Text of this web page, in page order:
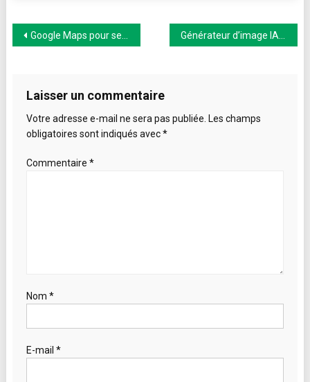
Navigation
l’article
Google Maps pour ses tournées : jusqu’où ça va, et quand passer à un outil dédié
Laisser un commentaire
Votre adresse e-mail ne sera pas publiée. Les champs
obligatoires sont indiqués avec*
Commentaire *
Nom *
E-mail *